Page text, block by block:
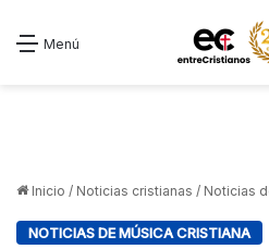
Menú
Inicio / Noticias cristianas / Noticias
NOTICIAS DE MÚSICA CRISTIANA